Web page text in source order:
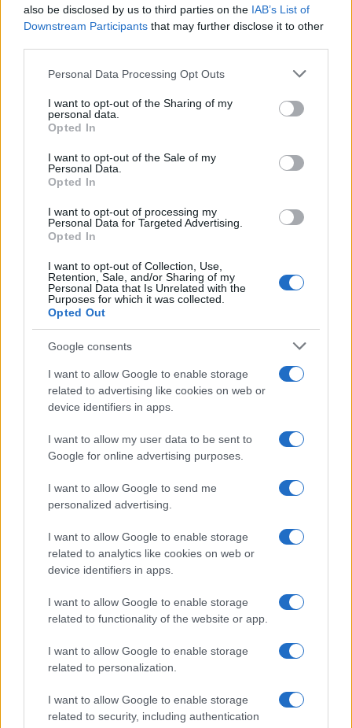
also be disclosed by us to third parties on the IAB’s List of
Downstream Participants that may further disclose it to other
Please note that this website/app uses one or more Google
not limited to your visit or usage behaviour. You may click to
grant or deny consent to Google and its third-party tags to
use your data for below specified purposes in below Google
consent section.
Personal Data Processing Opt Outs
I want to opt-out of the Sharing of my
personal data.
Opted In
I want to opt-out of the Sale of my
Personal Data.
Opted In
I want to opt-out of processing my
Personal Data for Targeted Advertising.
Opted In
I want to opt-out of Collection, Use,
Retention, Sale, and/or Sharing of my
Personal Data that Is Unrelated with the
Purposes for which it was collected.
Opted Out
Google consents
I want to allow Google to enable storage
related to advertising like cookies on web or
device identifiers in apps.
I want to allow my user data to be sent to
Google for online advertising purposes.
I want to allow Google to send me
personalized advertising.
I want to allow Google to enable storage
related to analytics like cookies on web or
device identifiers in apps.
I want to allow Google to enable storage
related to functionality of the website or app.
I want to allow Google to enable storage
related to personalization.
I want to allow Google to enable storage
related to security, including authentication
Puoi abbonarti asoli € 1,10 al mese
cliccandoqui
Sei già abbonato?
Puoi effettuare l'accesso andando nella
sezioneLogin
cliccandoqui
TEMI: Desirè Manca Protezione Civile Sardegna
Entra nel canale telegram di
GalluraOggi.it
Inviaci le tue segnalazioni,
i tuoi video e le tue foto
Su WhatsApp al numero +39
daGoogle News
Condividi l'articolo
F
ce
T
w
it
Pi
te
W
at
S
a
Articolo precedente